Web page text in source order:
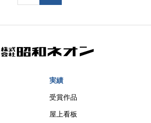
実績
受賞作品
屋上看板